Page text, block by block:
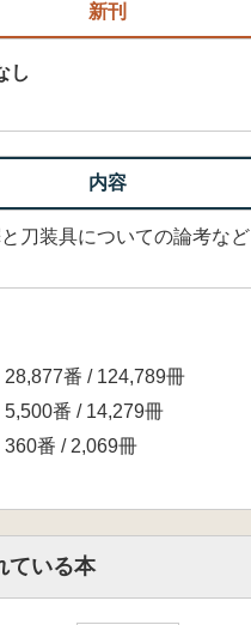
新刊
し
内容
刀装具についての論考など
28,877番 / 124,789冊
5,500番 / 14,279冊
360番 / 2,069冊
ている本